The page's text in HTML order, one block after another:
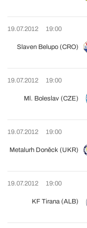
19.07.2012 19:00
Slaven Belupo (CRO)
19.07.2012 19:00
Ml. Boleslav (CZE)
19.07.2012 19:00
Metalurh Doněck (UKR)
19.07.2012 19:00
KF Tirana (ALB)